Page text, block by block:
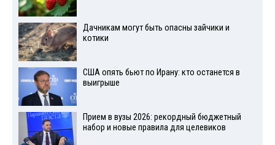
Дачникам могут быть опасны зайчики и
котики
США опять бьют по Ирану: кто останется в
выигрыше
Прием в вузы 2026: рекордный бюджетный
набор и новые правила для целевиков